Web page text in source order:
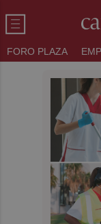
FORO PLAZA